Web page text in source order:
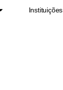
Instituições